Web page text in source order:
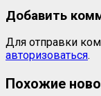
Добавить
Для отправки
авторизоваться.
Похожие